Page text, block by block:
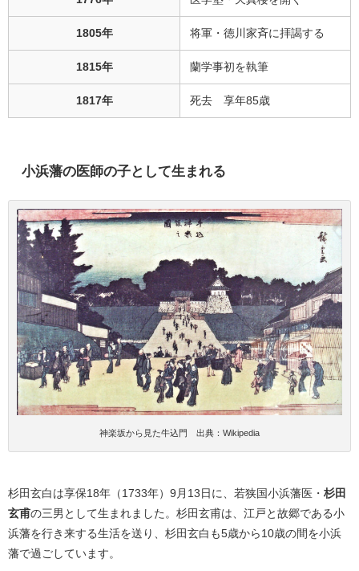
1805年 将軍・徳川家斉に拝謁する
1815年 蘭学事初を執筆
1817年 死去 享年85歳
小浜藩の医師の子として生まれる
神楽坂から見た牛込門 出典：Wikipedia
杉田玄白は享保18年（1733年）9月13日に、若狭国小浜藩医・ 杉田
玄甫の三男として生まれました。杉田玄甫は、江戸と故郷である小
浜藩を行き来する生活を送り、杉田玄白も5歳から10歳の間を小浜
藩で過ごしています。